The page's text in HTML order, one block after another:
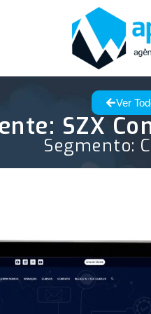
SZX
Ver
Segmento: